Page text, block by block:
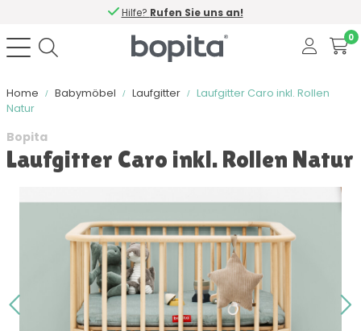
Hilfe? Rufen Sie uns an!
0
Home Babymöbel Laufgitter
Laufgitter Caro inkl. Rollen
Natur
Bopita
Laufgitter Caro inkl. Rollen Natur